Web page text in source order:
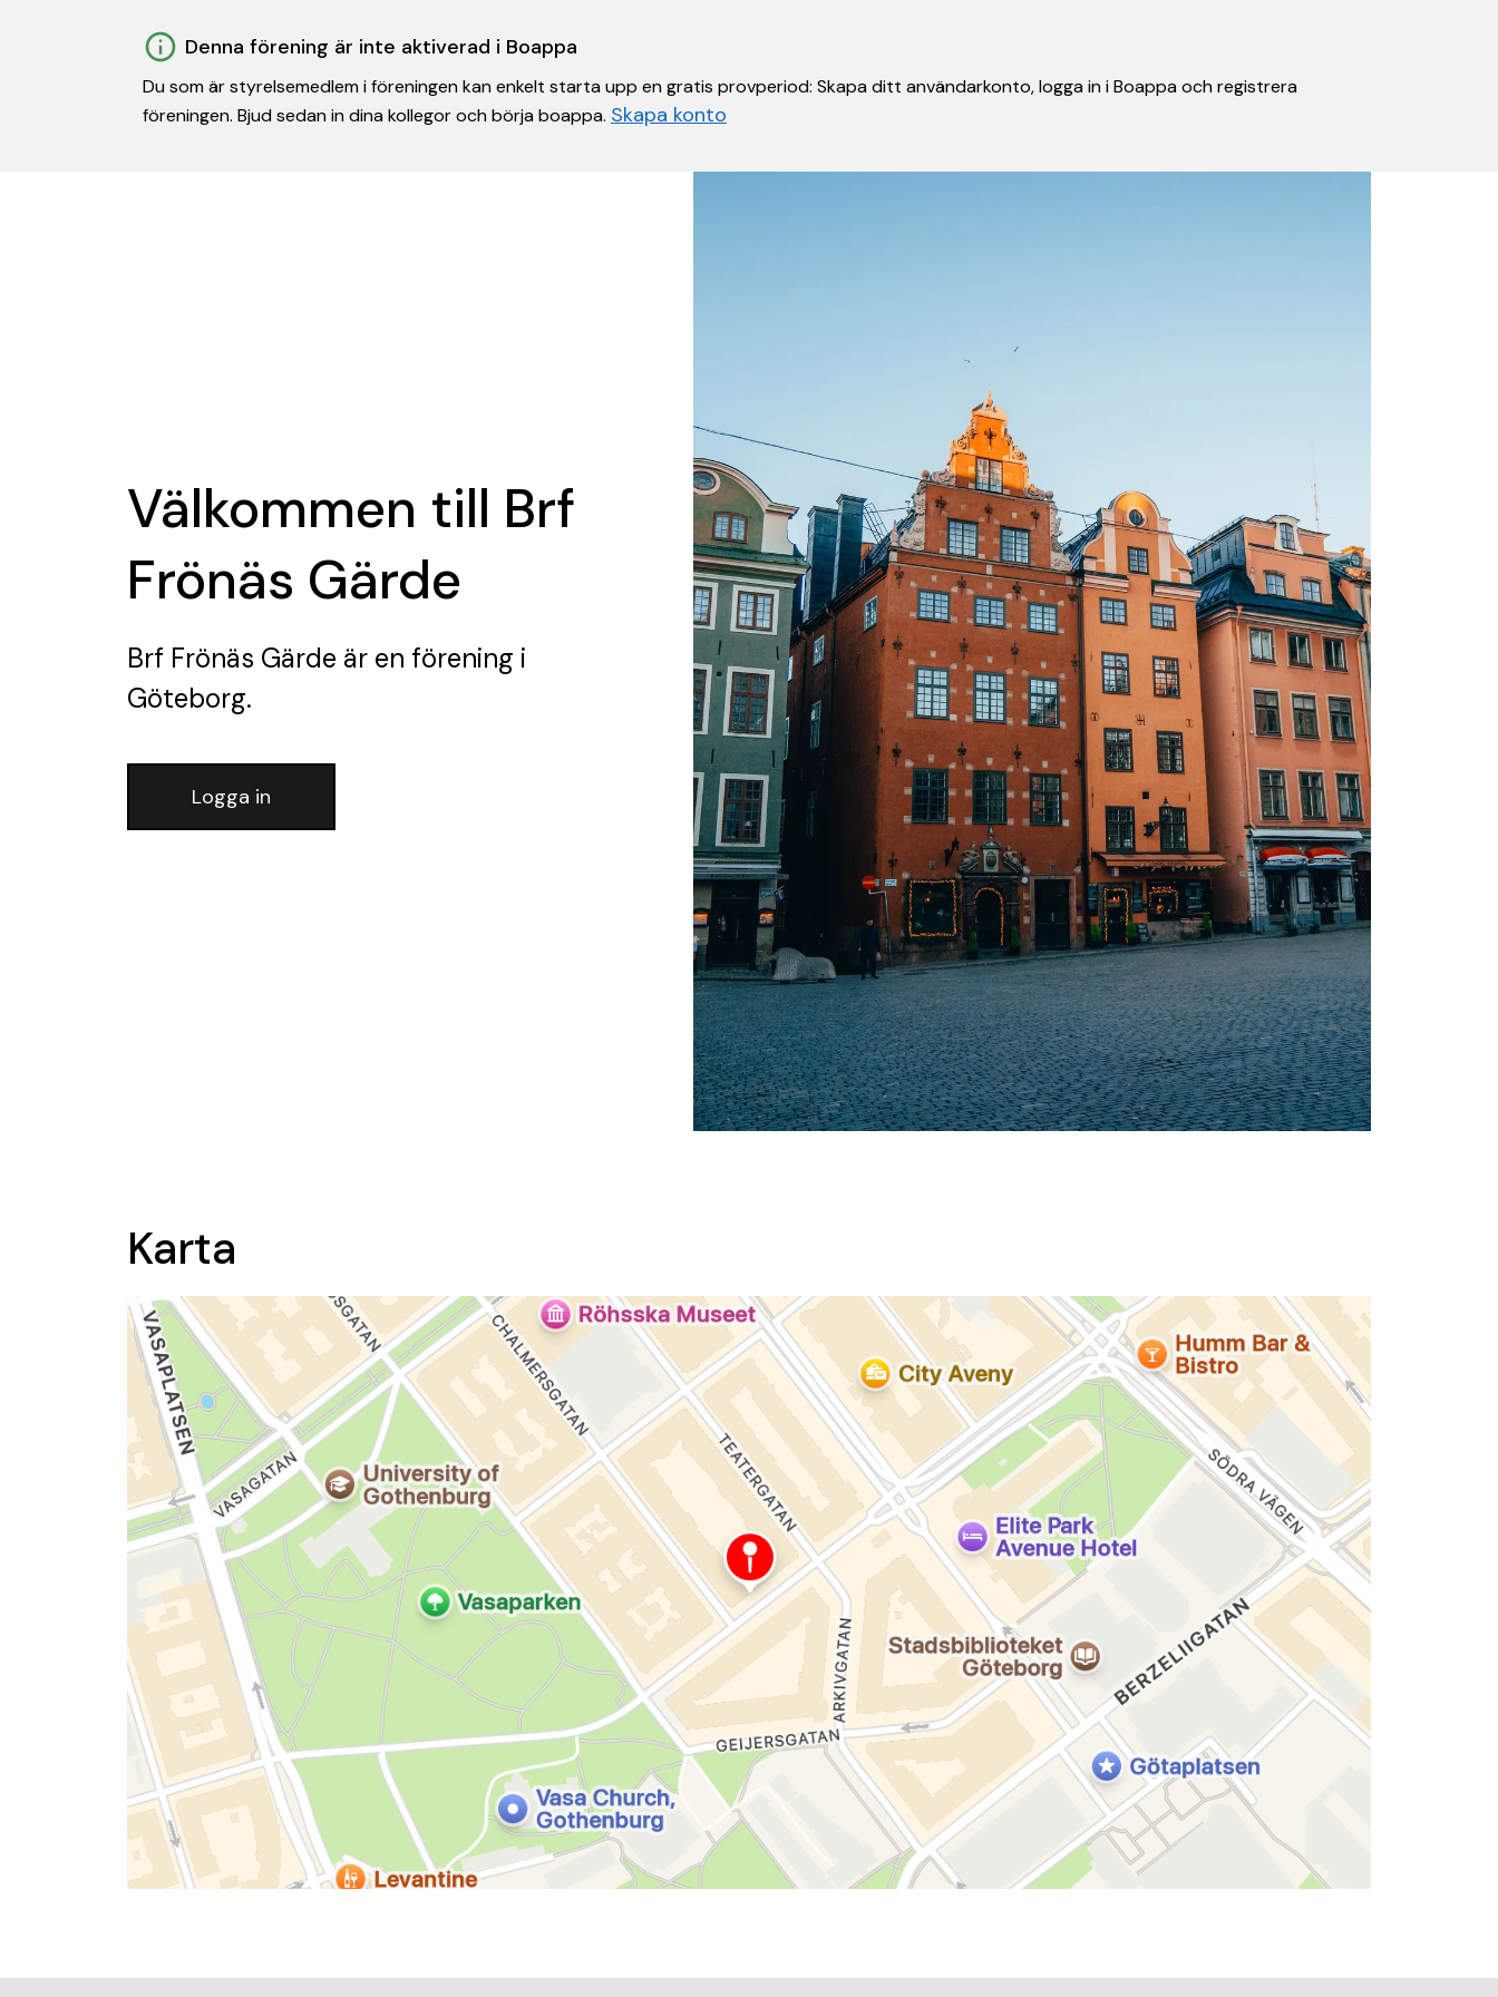
Denna förening är inte aktiverad i Boappa
Du som är styrelsemedlem i föreningen kan enkelt starta upp en gratis provperiod: Skapa ditt användarkonto, logga in i Boappa och registrera
föreningen. Bjud sedan in dina kollegor och börja boappa. Skapa konto
Välkommen till Brf
Frönäs Gärde
Brf Frönäs Gärde är en förening i
Göteborg.
Logga in
Karta